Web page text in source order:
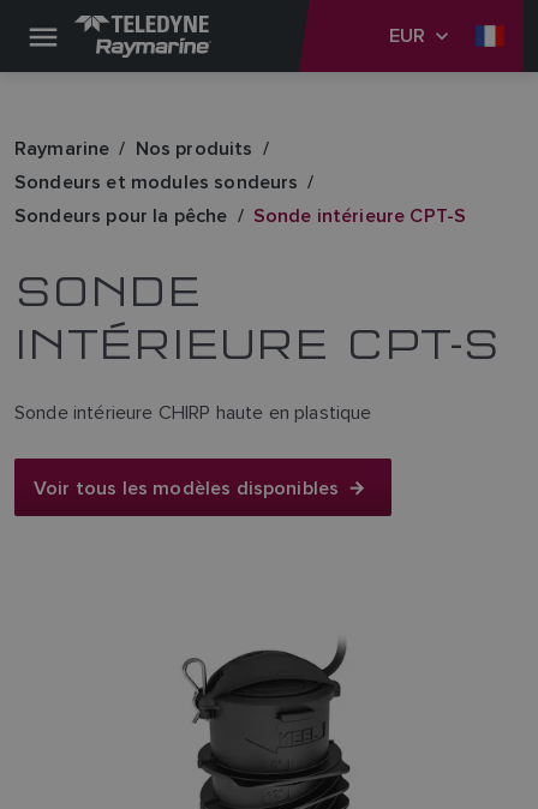
EUR
Raymarine
Nos produits
Sondeurs et modules sondeurs
Sondeurs pour la pêche
Sonde intérieure CPT-S
SONDE
INTÉRIEURE CPT-S
Sonde intérieure CHIRP haute en plastique
Voir tous les modèles disponibles